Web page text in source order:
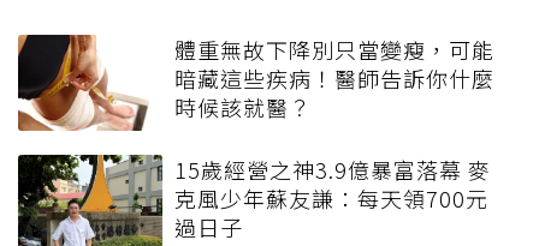
體重無故下降別只當變瘦，可能
暗藏這些疾病！醫師告訴你什麼
時候該就醫？
15歲經營之神3.9億暴富落幕 麥
克風少年蘇友謙：每天領700元
過日子